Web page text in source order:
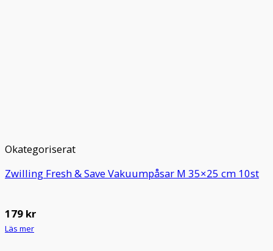
Okategoriserat
Zwilling Fresh & Save Vakuumpåsar M 35×25 cm 10st
179 kr
Läs mer